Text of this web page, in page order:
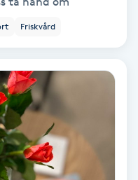
Friskvård